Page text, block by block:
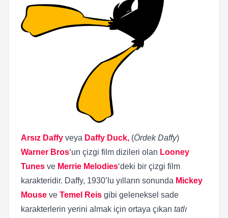
Arsız Daffy veya Daffy Duck, (Ördek Daffy)
Warner Bros‘un çizgi film dizileri olan Looney
Tunes ve Merrie Melodies‘deki bir çizgi film
karakteridir. Daffy, 1930’lu yılların sonunda Mickey
Mouse ve Temel Reis gibi geleneksel sade
karakterlerin yerini almak için ortaya çıkan tatlı